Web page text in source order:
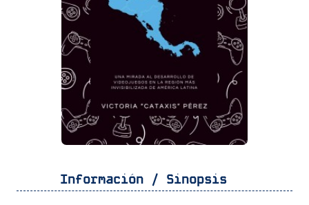
Información / Sinopsis